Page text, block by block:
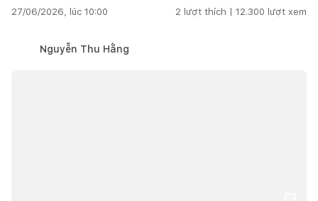
27/06/2026, lúc 10:00 2 lượt thích | 12.300 lượt xem
Nguyễn Thu Hằng